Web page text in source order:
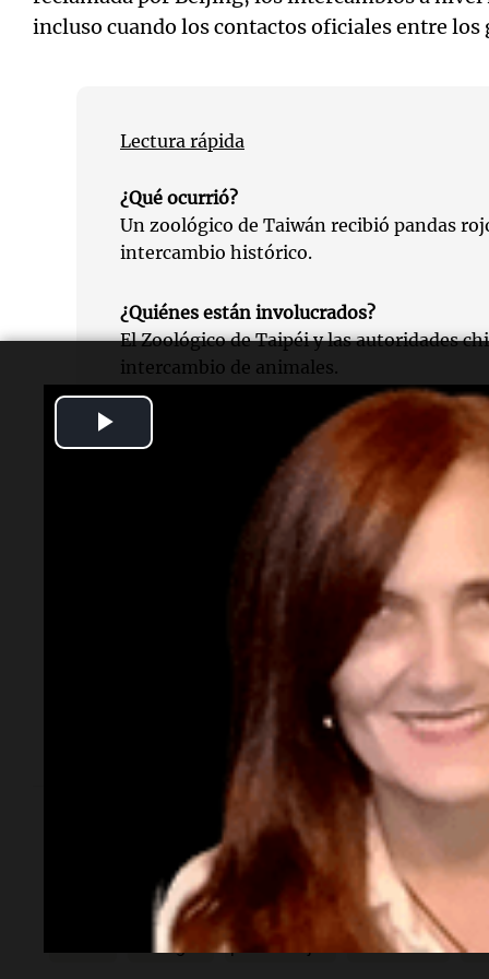
incluso cuando los contactos oficiales entre los
Lectura rápida
¿Qué ocurrió?
Un zoológico de Taiwán recibió pandas
intercambio histórico.
¿Quiénes están involucrados?
El Zoológico de Taipéi y las autoridades
intercambio de animales.
¿Cuándo se realizó el intercambio?
El intercambio tuvo lugar el sábado, 6 de
¿Dónde se encuentran los pandas?
Los pandas están en el Zoológico de
Es el primer intercambio de pandas rojos
pesar de las tensiones políticas.
zoológico pandas rojos intercambio